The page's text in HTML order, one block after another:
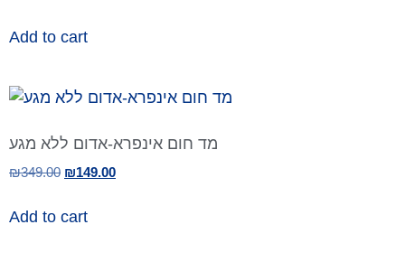
Add to cart
מד חום אינפרא-אדום ללא מגע
₪349.00 ₪149.00
Add to cart